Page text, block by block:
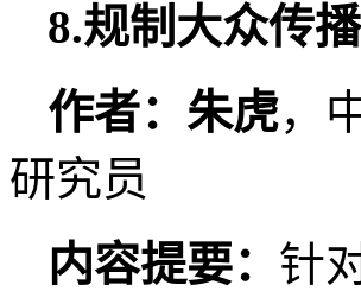
8.规制大众传
作者：朱虎，
研究员
内容提要： 针